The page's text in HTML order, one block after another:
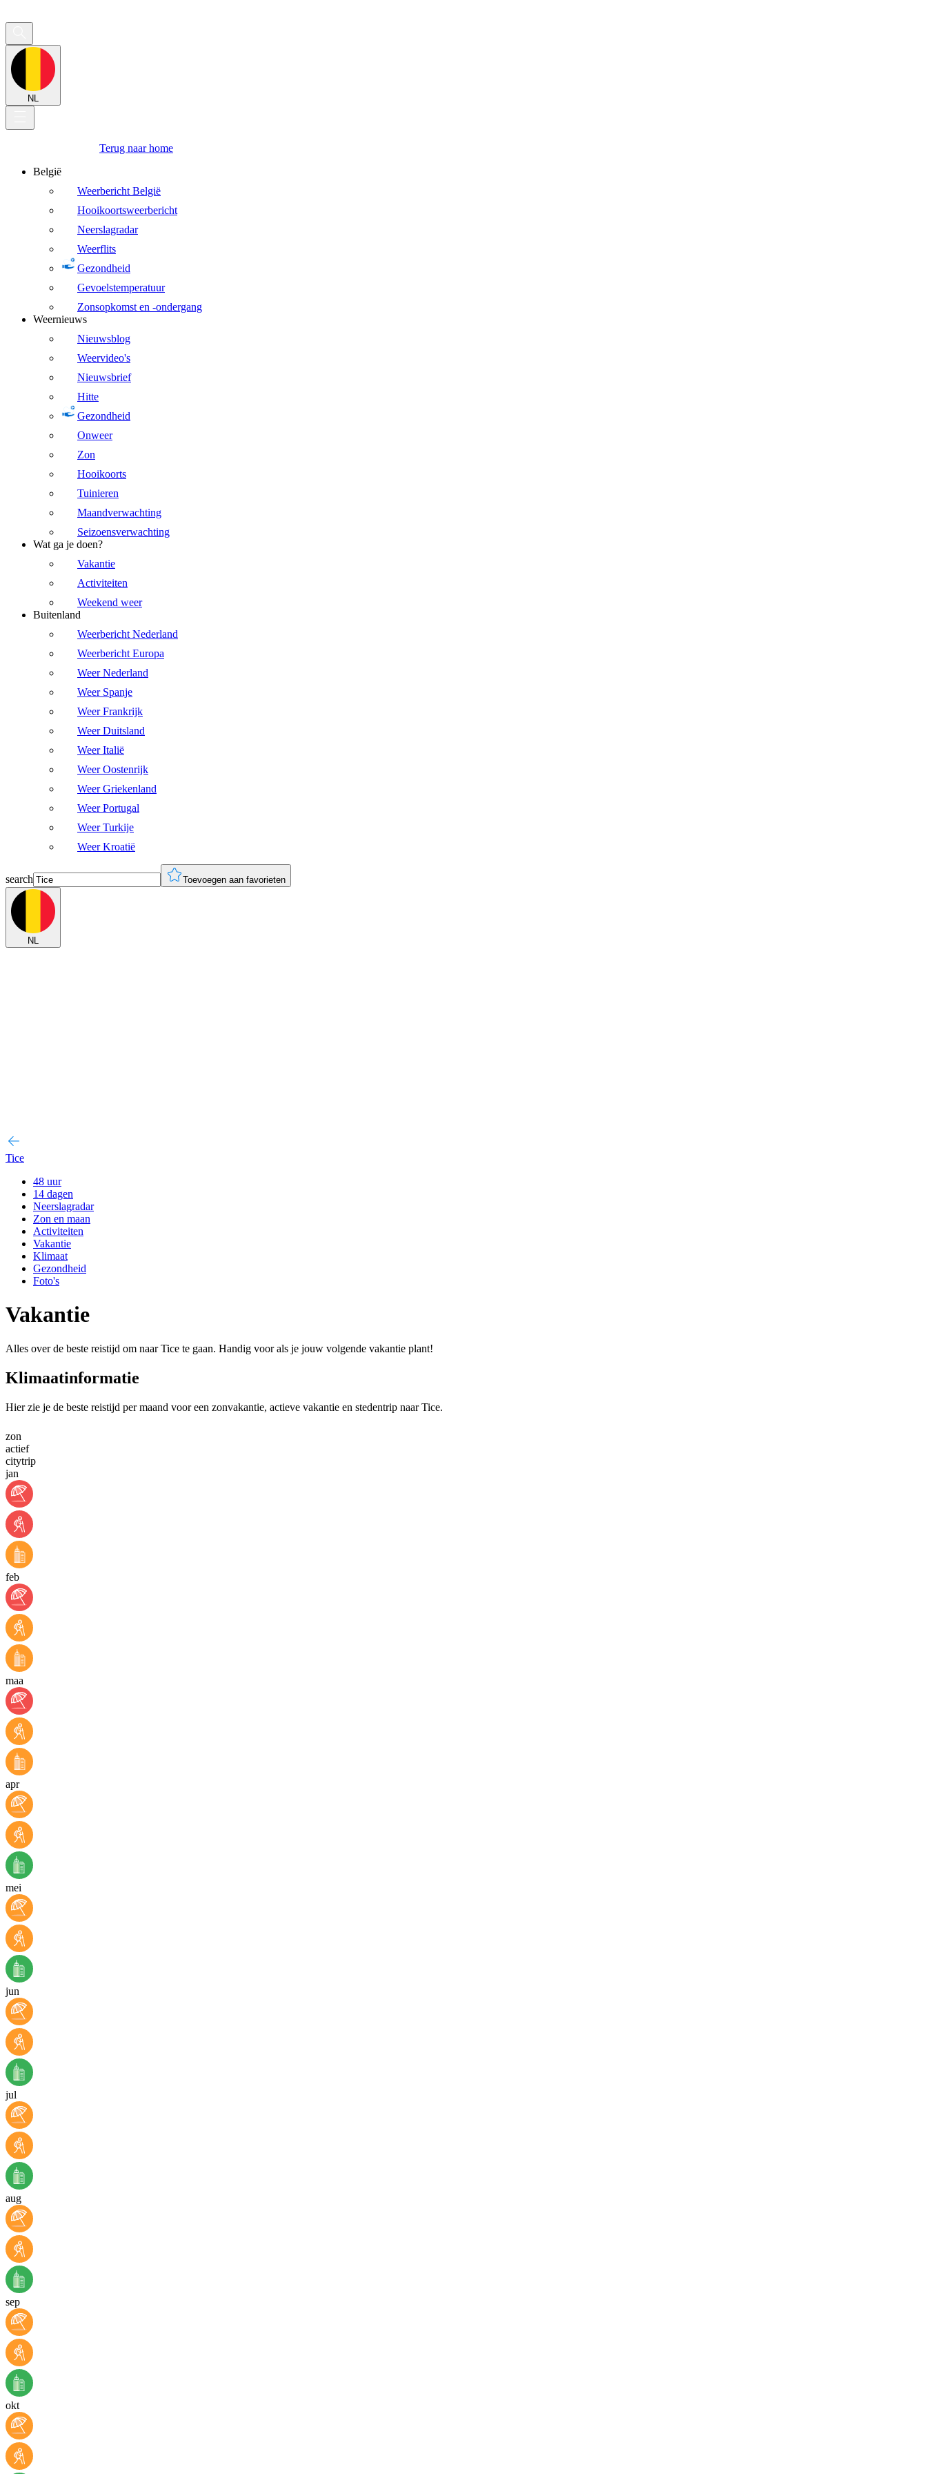
NL
Terug naar home
België
Weerbericht België
Hooikoortsweerbericht
Neerslagradar
Weerflits
Gezondheid
Gevoelstemperatuur
Zonsopkomst en -ondergang
Weernieuws
Nieuwsblog
Weervideo's
Nieuwsbrief
Hitte
Gezondheid
Onweer
Zon
Hooikoorts
Tuinieren
Maandverwachting
Seizoensverwachting
Wat ga je doen?
Vakantie
Activiteiten
Weekend weer
Buitenland
Weerbericht Nederland
Weerbericht Europa
Weer Nederland
Weer Spanje
Weer Frankrijk
Weer Duitsland
Weer Italië
Weer Oostenrijk
Weer Griekenland
Weer Portugal
Weer Turkije
Weer Kroatië
search Toevoegen aan favorieten
NL
Tice
48 uur
14 dagen
Neerslagradar
Zon en maan
Activiteiten
Vakantie
Klimaat
Gezondheid
Foto's
Vakantie
Alles over de beste reistijd om naar Tice te gaan. Handig voor als je jouw volgende vakantie plant!
Klimaatinformatie
Hier zie je de beste reistijd per maand voor een zonvakantie, actieve vakantie en stedentrip naar Tice.
zon
actief
citytrip
jan
feb
maa
apr
mei
jun
jul
aug
sep
okt